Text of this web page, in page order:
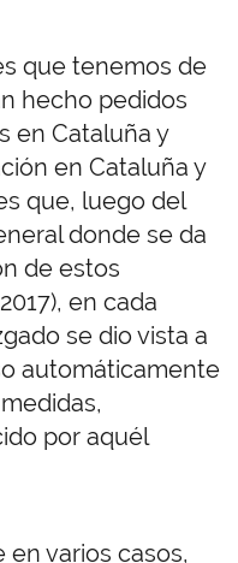
que tenemos de
hecho pedidos
en Cataluña y
en Cataluña y
que, luego del
donde se da
de estos
en cada
se dio vista a
automáticamente
por aquél
en varios casos,